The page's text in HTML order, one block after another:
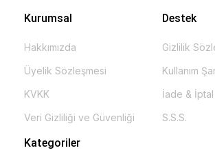
Kurumsal
Hakkımızda
Üyelik Sözleşmesi
KVKK
Veri Gizliliği ve Güvenliği
Destek
Gizlilik
Kullanım
İade & İptal
S.S.S.
Kategoriler